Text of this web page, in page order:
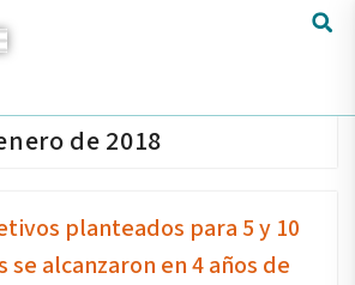
de 2018
planteados para 5 y 10
se alcanzaron en 4 años de